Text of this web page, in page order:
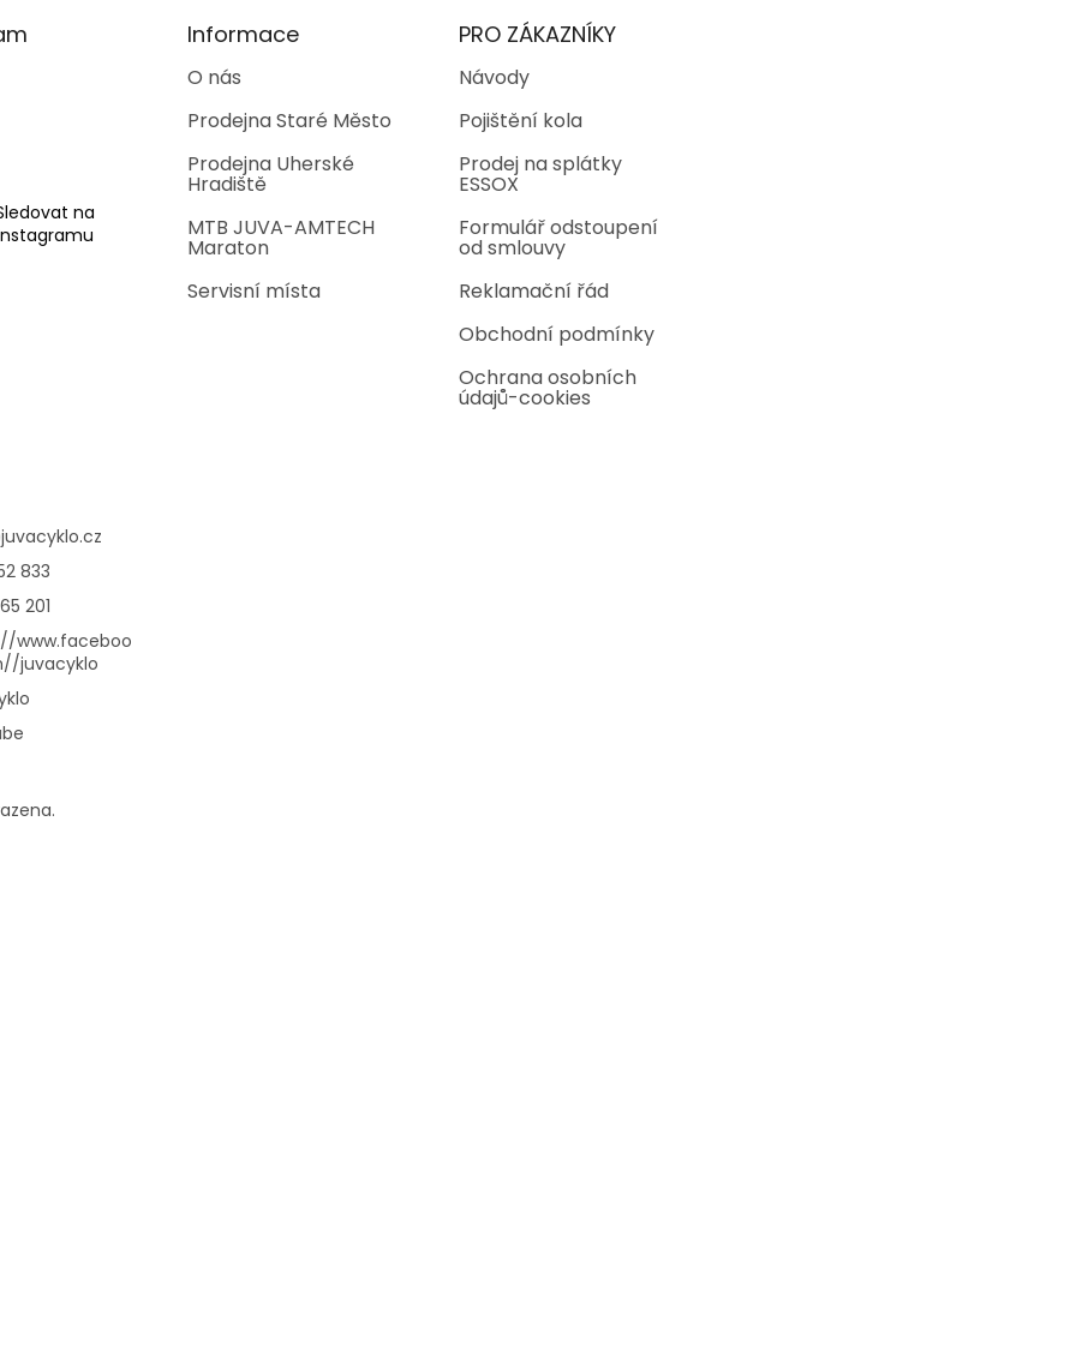
na
Informace
O nás
Prodejna Staré Město
Prodejna Uherské
Hradiště
MTB JUVA-AMTECH
Maraton
Servisní místa
PRO ZÁKAZNÍKY
Návody
Pojištění kola
Prodej na splátky
ESSOX
Formulář odstoupení
od smlouvy
Reklamační řád
Obchodní podmínky
Ochrana osobních
údajů-cookies
juvacyklo.cz
833
201
www.faceboo
juvacyklo